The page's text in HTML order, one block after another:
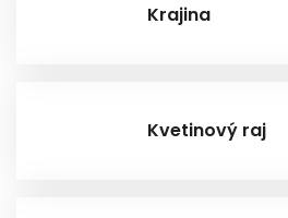
Krajina
Kvetinový raj